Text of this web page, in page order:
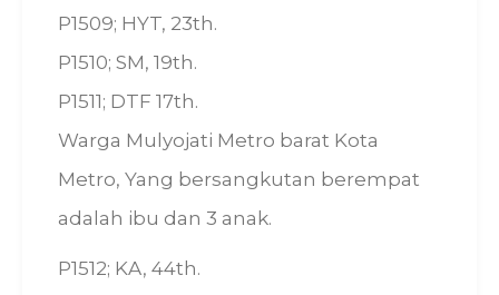
P1509; HYT, 23th.
P1510; SM, 19th.
P1511; DTF 17th.
Warga Mulyojati Metro barat Kota
Metro, Yang bersangkutan berempat
adalah ibu dan 3 anak.
P1512; KA, 44th.